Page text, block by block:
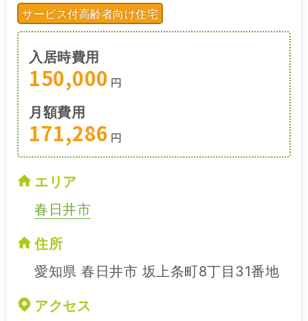
サービス付高齢者向け住宅
入居時費用
150,000 円
月額費用
171,286 円
エリア
春日井市
住所
愛知県 春日井市 坂上条町8丁目31番地
アクセス